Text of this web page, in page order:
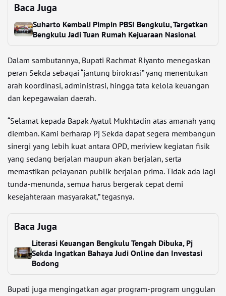
Baca Juga
Suharto Kembali Pimpin PBSI Bengkulu, Targetkan
Bengkulu Jadi Tuan Rumah Kejuaraan Nasional
Dalam sambutannya, Bupati Rachmat Riyanto menegaskan
peran Sekda sebagai “jantung birokrasi” yang menentukan
arah koordinasi, administrasi, hingga tata kelola keuangan
dan kepegawaian daerah.
“Selamat kepada Bapak Ayatul Mukhtadin atas amanah yang
diemban. Kami berharap Pj Sekda dapat segera membangun
sinergi yang lebih kuat antara OPD, meriview kegiatan fisik
yang sedang berjalan maupun akan berjalan, serta
memastikan pelayanan publik berjalan prima. Tidak ada lagi
tunda-menunda, semua harus bergerak cepat demi
kesejahteraan masyarakat,” tegasnya.
Baca Juga
Literasi Keuangan Bengkulu Tengah Dibuka, Pj
Sekda Ingatkan Bahaya Judi Online dan Investasi
Bodong
Bupati juga mengingatkan agar program-program unggulan